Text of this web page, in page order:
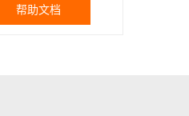
帮助文档